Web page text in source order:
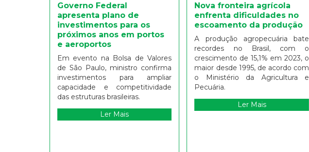
Governo Federal
apresenta plano de
investimentos para os
próximos anos em portos
e aeroportos
Em evento na Bolsa de Valores
de São Paulo, ministro confirma
investimentos para ampliar
capacidade e competitividade
das estruturas brasileiras.
Ler Mais
Nova fronteira agrícola
enfrenta dificuldades no
escoamento da produção
A produção agropecuária bate
recordes no Brasil, com o
crescimento de 15,1% em 2023, o
maior desde 1995, de acordo com
o Ministério da Agricultura e
Pecuária.
Ler Mais